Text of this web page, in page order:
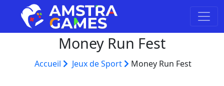
Money Run Fest
Accueil Jeux de Sport Money Run Fest